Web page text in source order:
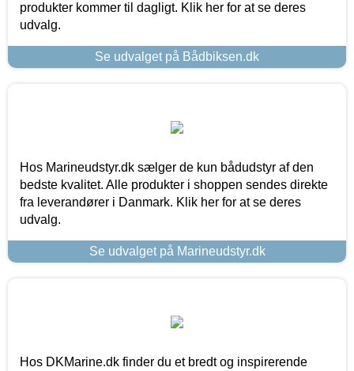
produkter kommer til dagligt. Klik her for at se deres
udvalg.
Se udvalget på Bådbiksen.dk
Hos Marineudstyr.dk sælger de kun bådudstyr af den
bedste kvalitet. Alle produkter i shoppen sendes direkte
fra leverandører i Danmark. Klik her for at se deres
udvalg.
Se udvalget på Marineudstyr.dk
Hos DKMarine.dk finder du et bredt og inspirerende